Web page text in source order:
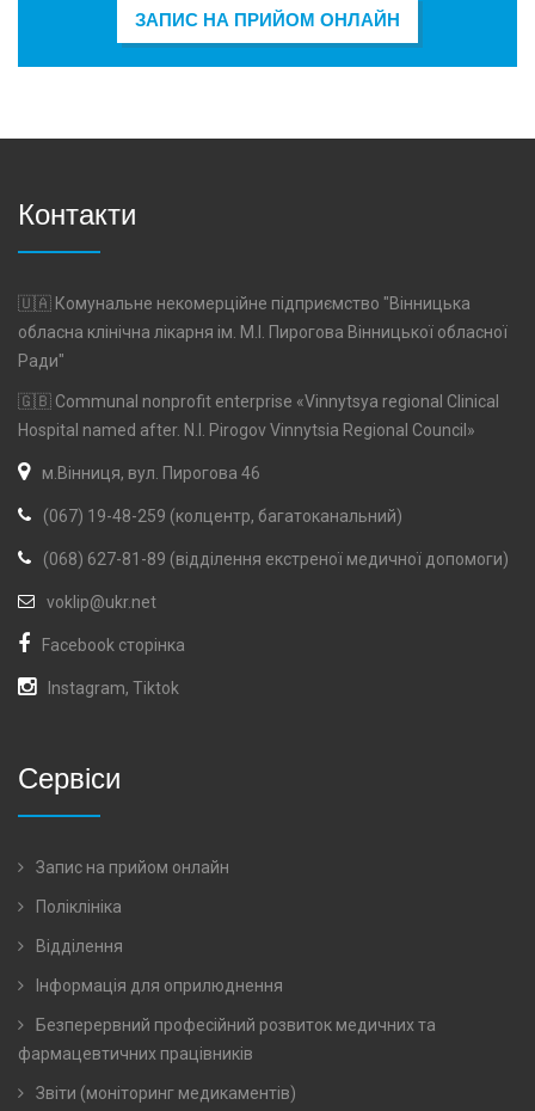
ЗАПИС НА ПРИЙОМ ОНЛАЙН
Контакти
🇺🇦 Комунальне некомерційне підприємство "Вінницька
обласна клінічна лікарня ім. М.І. Пирогова Вінницької обласної
Ради"
🇬🇧 Communal nonprofit enterprise «Vinnytsya regional Clinical
Hospital named after. N.I. Pirogov Vinnytsia Regional Council»
м.Вінниця, вул. Пирогова 46
(067) 19-48-259 (колцентр, багатоканальний)
(068) 627-81-89 (відділення екстреної медичної допомоги)
voklip@ukr.net
Facebook сторінка
Instagram, Tiktok
Сервіси
Запис на прийом онлайн
Поліклініка
Відділення
Інформація для оприлюднення
Безперервний професійний розвиток медичних та
фармацевтичних працівників
Звіти (моніторинг медикаментів)